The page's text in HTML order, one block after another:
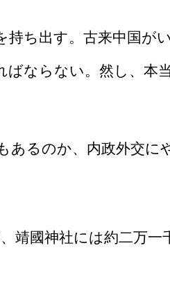
ち出す。古来中国が
ならない。然し、本
るのか、内政外交に
國神社には約二万